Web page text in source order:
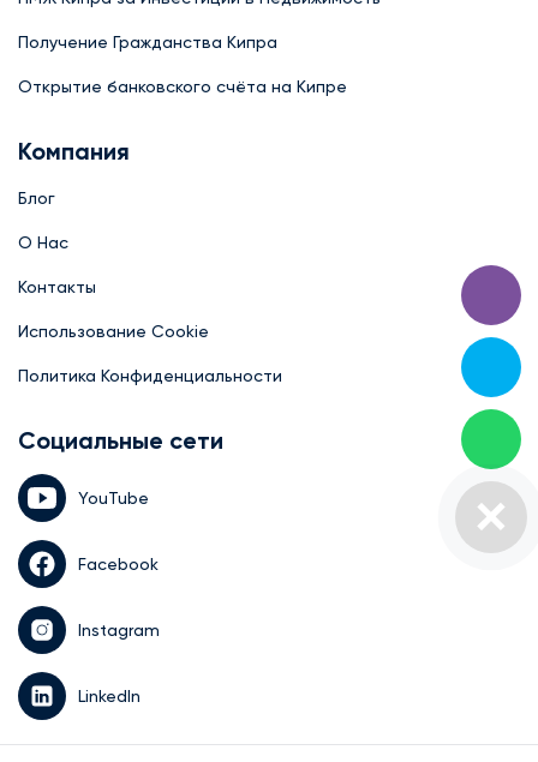
Получение Гражданства Кипра
Открытие банковского счёта на Кипре
Компания
Блог
О Нас
Контакты
Использование Cookie
Политика Конфиденциальности
Социальные сети
YouTube
Facebook
Instagram
LinkedIn